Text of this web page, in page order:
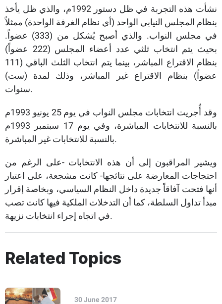
نشأت هذه التجربة في ظل دستور 1992م، والذي ظل يأخذ
بنظام المجلس النيابي الواحد (أي نظام الغرفة الواحدة) ممثلاً
في مجلس النواب. والذي أصبح يُشكل من (333) عضواً.
بحيث يتم انتخاب ثلثي عدد أعضاء المجلس (222 عضواً)
بنظام الاقتراع المباشر، بينما يتم انتخاب الثلث الباقي (111
عضواً) بنظام الاقتراع غير المباشر، وذلك لمدة (ست)
سنوات.
وقد أُجريت انتخابات مجلس النواب في يوم 25 يونيو 1993م
بالنسبة للانتخابات المباشرة، وفي يوم 17 سبتمبر 1993م
بالنسبة للانتخابات غير المباشرة.
ويشير المراقبون إلى أن هذه الانتخابات -على الرغم من
احتجاجات المعارضة على نتائجها- كانت مشجعة، على اعتبار
أنها فتحت آفاقاً جديدة داخل النظام السياسي، وبخاصة إقرار
مبدأ تداول السلطة، كما أن التدخلات الملكية فيها كانت تصب
في اتجاه إجراء انتخابات نزيهة.
Related Topics
30 June 2017